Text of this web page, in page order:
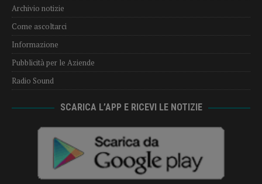
Archivio notizie
Come ascoltarci
Informazione
Pubblicità per le Aziende
Radio Sound
SCARICA L’APP E RICEVI LE NOTIZIE